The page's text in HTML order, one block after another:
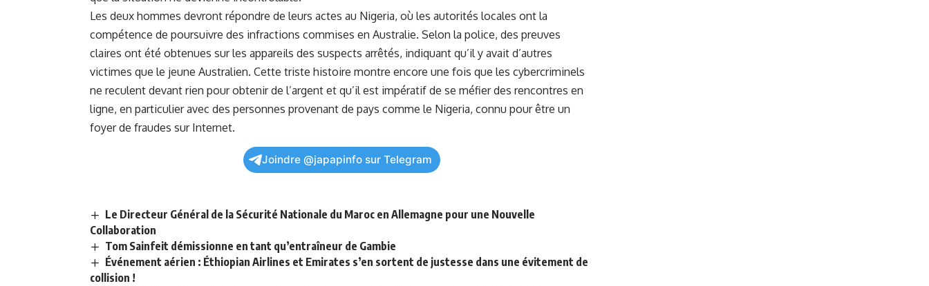
Les deux hommes devront répondre de leurs actes au Nigeria, où les⁤ autorités⁤ locales ont la
⁢compétence de ‍poursuivre ⁣des infractions ‍commises en Australie. Selon la‌ police, des preuves
claires ont été obtenues sur les appareils des suspects arrêtés,⁢ indiquant qu’il y avait d’autres
victimes que le jeune⁤ Australien. Cette triste ⁣histoire⁢ montre encore une fois⁢ que les cybercriminels
ne reculent devant rien pour obtenir de l’argent et qu’il est impératif de se ​méfier des rencontres en
ligne, en particulier avec des personnes provenant de pays comme le Nigeria, connu pour être un
foyer de fraudes sur Internet.
Joindre @japapinfo sur Telegram
Le Directeur Général de la Sécurité Nationale du Maroc en Allemagne pour une Nouvelle
Collaboration
Tom Sainfeit démissionne en tant qu’entraîneur de Gambie
Événement aérien : Éthiopian Airlines et Emirates s’en sortent de justesse dans une évitement de
collision !